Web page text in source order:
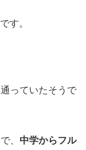
す。
っていたそうで
、 中学からフル